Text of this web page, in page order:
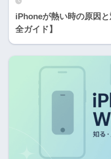
iPhoneが熱い時の原因
全ガイド】